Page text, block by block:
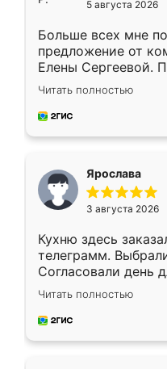
5 августа 2026
Больше всех мне
предложение от
Елены Сергеевой.
короткие сроки
для замера
предложил по
Читать полностью
Ярослава
3 августа 2026
Кухню здесь
телеграмм.
Согласовали день
недели кухня была
довольны работой.
мебель за
Читать полностью